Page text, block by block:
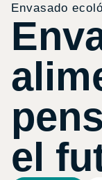
Envasado
el